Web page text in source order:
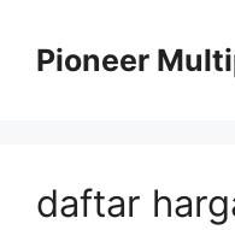
Pioneer
daftar